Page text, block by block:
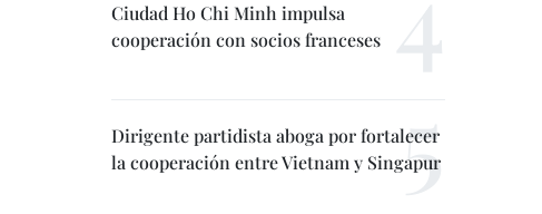
Ciudad Ho Chi Minh impulsa
cooperación con socios franceses
Dirigente partidista aboga por fortalecer
la cooperación entre Vietnam y Singapur